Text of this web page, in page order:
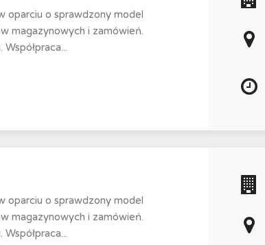
oparciu o sprawdzony model
magazynowych i zamówień.
oparciu o sprawdzony model
magazynowych i zamówień.